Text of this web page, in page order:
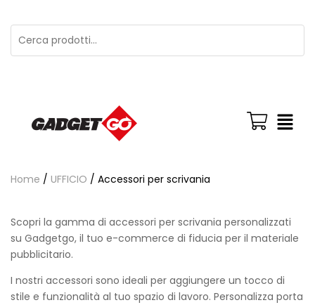
Home / UFFICIO / Accessori per scrivania
Scopri la gamma di accessori per scrivania personalizzati
su Gadgetgo, il tuo e-commerce di fiducia per il materiale
pubblicitario.
I nostri accessori sono ideali per aggiungere un tocco di
stile e funzionalità al tuo spazio di lavoro. Personalizza porta